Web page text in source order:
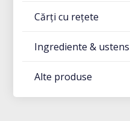
Cărți cu rețete
Ingrediente &
Alte produse